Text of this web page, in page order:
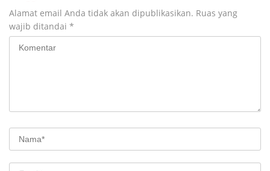
Alamat email Anda tidak akan dipublikasikan. Ruas yang
wajib ditandai *